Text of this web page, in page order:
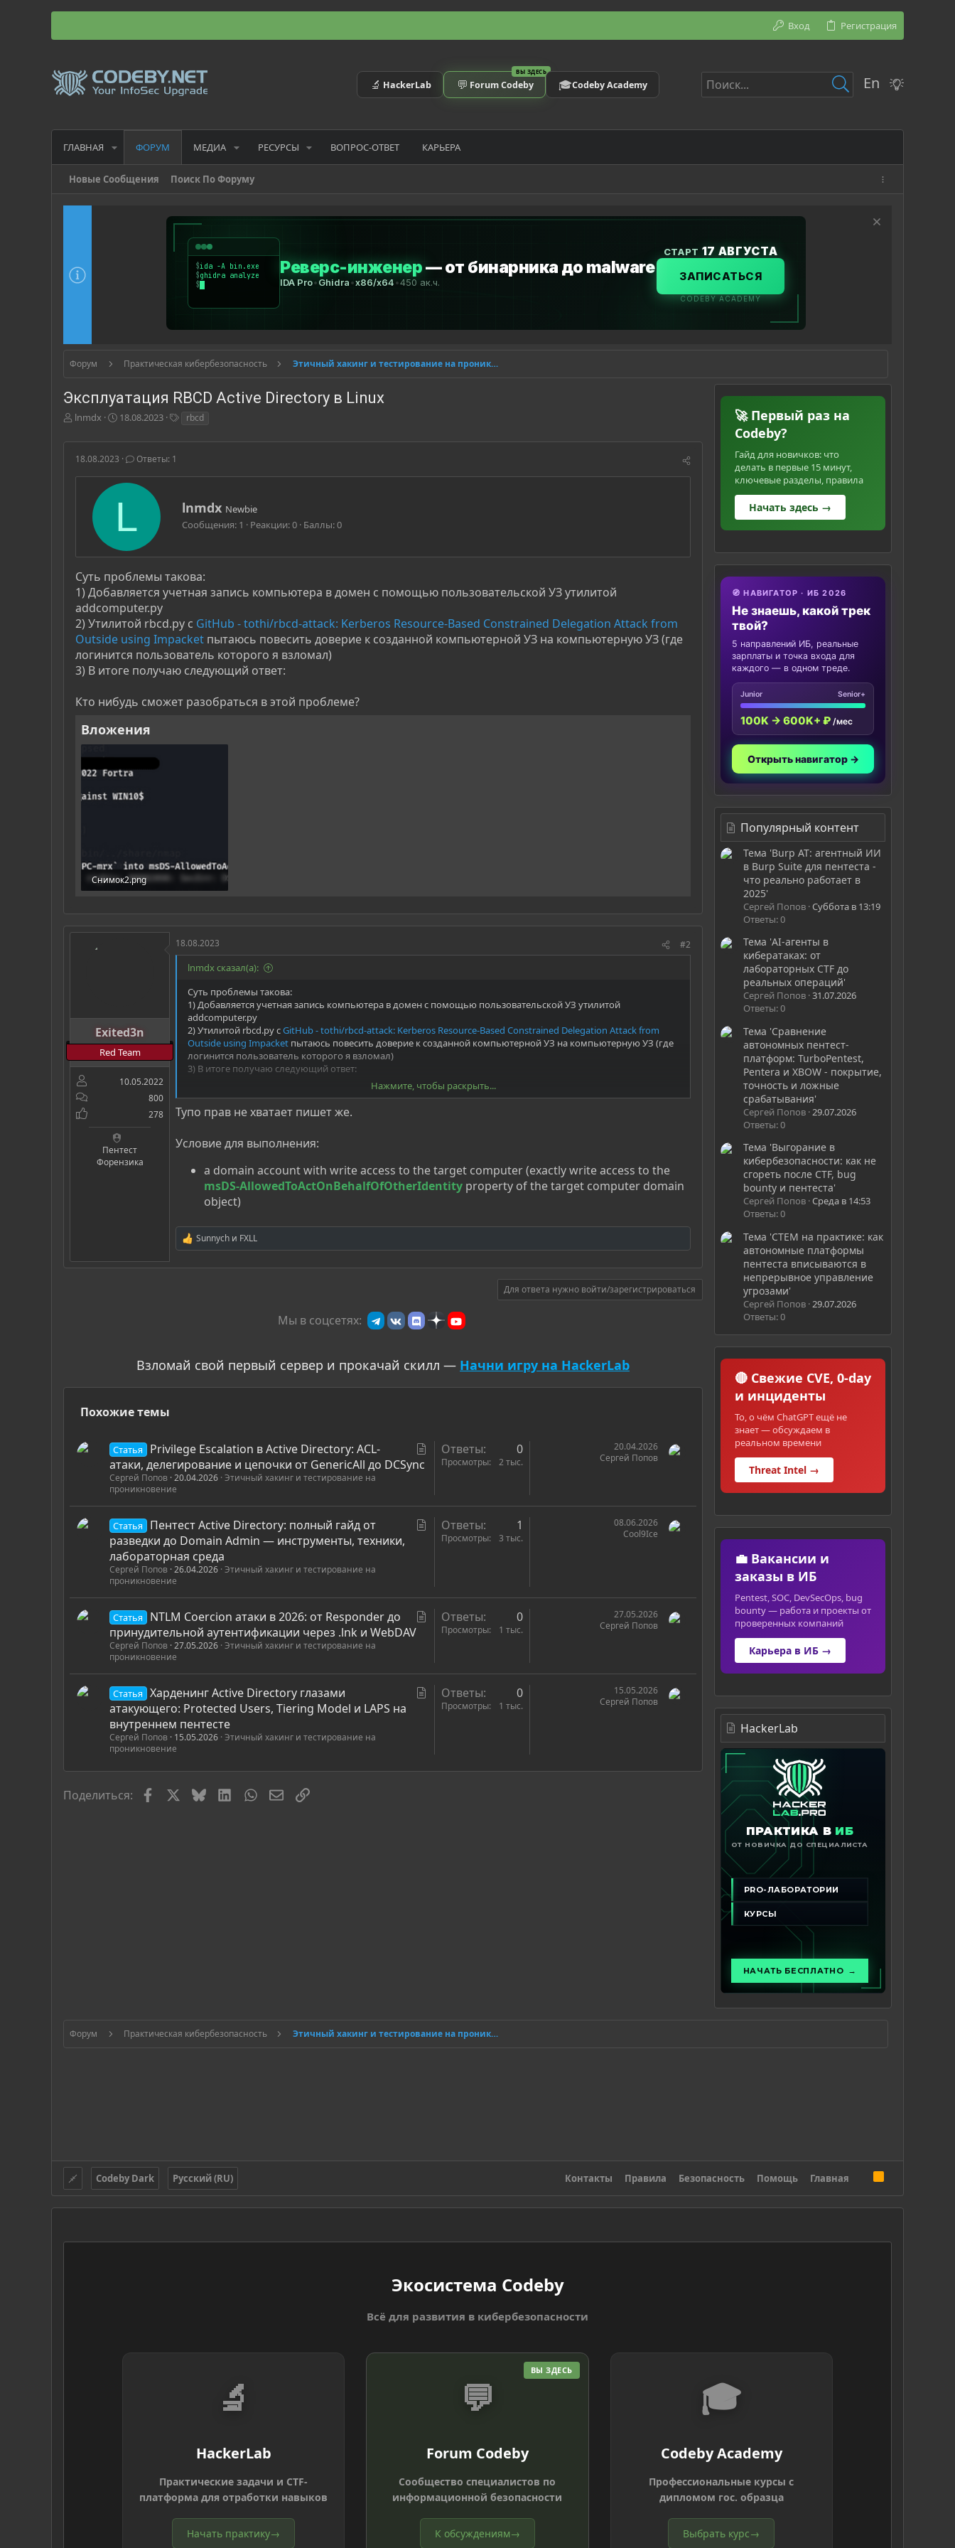
Вход Регистрация
🔬 HackerLab
ВЫ ЗДЕСЬ
💬 Forum Codeby 🎓Codeby Academy En
ГЛАВНАЯ ФОРУМ МЕДИА РЕСУРСЫ ВОПРОС-ОТВЕТ КАРЬЕРА
Новые Сообщения Поиск По Форуму
Форум Практическая кибербезопасность Этичный хакинг и тестирование на проникновение
Эксплуатация RBCD Active Directory в Linux
А
т
о
т
lnmdx
Д
т
а
а
а
а
18.08.2023
г
rbcd
18.08.2023 Ответы: 1
L
А
т
р
lnmdx Newbie
Сообщения 1 Реакции 0 Баллы 0
Суть проблемы такова:
1) Добавляется учетная запись компьютера в домен с помощью пользовательской УЗ утилитой
addcomputer.py
2) Утилитой rbcd.py с GitHub - tothi/rbcd-attack: Kerberos Resource-Based Constrained Delegation Attack from
Outside using Impacket пытаюсь повесить доверие к созданной компьютерной УЗ на компьютерную УЗ (где
логинится пользователь которого я взломал)
3) В итоге получаю следующий ответ:
Кто нибудь сможет разобраться в этой проблеме?
Вложения
Снимок2.png
Exited3n
Red Team
10.05.2022
800
278
Пентест
Форензика
18.08.2023 #2
lnmdx сказал(а):
Суть проблемы такова:
1) Добавляется учетная запись компьютера в домен с помощью пользовательской УЗ утилитой
addcomputer.py
2) Утилитой rbcd.py сGitHub - tothi/rbcd-attack: Kerberos Resource-Based Constrained Delegation Attack from
Outside using Impacket пытаюсь повесить доверие к созданной компьютерной УЗ на компьютерную УЗ (где
логинится пользователь которого я взломал)
3) В итоге получаю следующий ответ:
Кто нибудь сможет разобраться в этой проблеме?
Нажмите, чтобы раскрыть...
Тупо прав не хватает пишет же.
Условие для выполнения:
a domain account with write access to the target computer (exactly write access to the
msDS-AllowedToActOnBehalfOfOtherIdentity property of the target computer domain
object)
Р
е
а
Sunnych и FXLL
Для ответа нужно войти/зарегистрироваться
Мы в соцсетях:
Взломай свой первый сервер и прокачай скилл — Начни игру на HackerLab
Похожие темы
ь
Статья
Privilege Escalation в Active Directory: ACL-
атаки, делегирование и цепочки от GenericAll до DCSync
Сергей Попов 20.04.2026 Этичный хакинг и тестирование на
проникновение
Ответы 0
Просмотры 2 тыс.
20.04.2026
Сергей Попов
я
Статья
Пентест Active Directory: полный гайд от
разведки до Domain Admin — инструменты, техники,
лабораторная среда
Сергей Попов 26.04.2026 Этичный хакинг и тестирование на
проникновение
Ответы 1
Просмотры 3 тыс.
08.06.2026
Cool9Ice
ь
Статья
NTLM Coercion атаки в 2026: от Responder до
принудительной аутентификации через .lnk и WebDAV
Сергей Попов 27.05.2026 Этичный хакинг и тестирование на
проникновение
Ответы 0
Просмотры 1 тыс.
27.05.2026
Сергей Попов
я
Статья
Харденинг Active Directory глазами
атакующего: Protected Users, Tiering Model и LAPS на
внутреннем пентесте
Сергей Попов 15.05.2026 Этичный хакинг и тестирование на
проникновение
Ответы 0
Просмотры 1 тыс.
15.05.2026
Сергей Попов
Поделиться: FacebookBlueskyLinkedInWhatsAppЭлектронная почта
Ссылка
🚀 Первый раз на
Codeby?
Гайд для новичков: что
делать в первые 15 минут,
ключевые разделы, правила
Начать здесь →
🧭 НАВИГАТОР · ИБ 2026
Не знаешь, какой трек
твой?
5 направлений ИБ, реальные
зарплаты и точка входа для
каждого — в одном треде.
Junior Senior+
100K → 600K+ ₽ /мес
Открыть навигатор →
Популярный контент
Тема 'Burp AT: агентный ИИ
в Burp Suite для пентеста -
что реально работает в
2025'
Сергей Попов Суббота в 13:19
Ответы: 0
Тема 'AI-агенты в
кибератаках: от
лабораторных CTF до
реальных операций'
Сергей Попов 31.07.2026
Ответы: 0
Тема 'Сравнение
автономных пентест-
платформ: TurboPentest,
Pentera и XBOW - покрытие,
точность и ложные
срабатывания'
Сергей Попов 29.07.2026
Ответы: 0
Тема 'Выгорание в
кибербезопасности: как не
сгореть после CTF, bug
bounty и пентеста'
Сергей Попов Среда в 14:53
Ответы: 0
Тема 'CTEM на практике: как
автономные платформы
пентеста вписываются в
непрерывное управление
угрозами'
Сергей Попов 29.07.2026
Ответы: 0
🔴 Свежие CVE, 0-day
и инциденты
То, о чём ChatGPT ещё не
знает — обсуждаем в
реальном времени
Threat Intel →
💼 Вакансии и
заказы в ИБ
Pentest, SOC, DevSecOps, bug
bounty — работа и проекты от
проверенных компаний
Карьера в ИБ →
HackerLab
Форум Практическая кибербезопасность Этичный хакинг и тестирование на проникновение
Codeby Dark Русский (RU) Контакты Правила Безопасность Помощь Главная
S
Экосистема Codeby
Всё для развития в кибербезопасности
🔬
HackerLab
Практические задачи и CTF-
платформа для отработки навыков
Начать практику→
ВЫ ЗДЕСЬ
💬
Forum Codeby
Сообщество специалистов по
информационной безопасности
К обсуждениям→
🎓
Codeby Academy
Профессиональные курсы с
дипломом гос. образца
Выбрать курс→